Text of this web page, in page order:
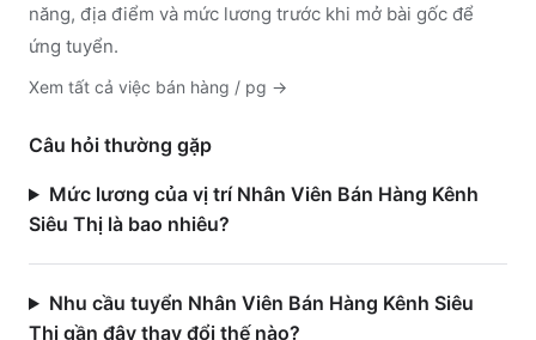
năng, địa điểm và mức lương trước khi mở bài gốc để
ứng tuyển.
Xem tất cả việc bán hàng / pg →
Câu hỏi thường gặp
Mức lương của vị trí Nhân Viên Bán Hàng Kênh
Siêu Thị là bao nhiêu?
Nhu cầu tuyển Nhân Viên Bán Hàng Kênh Siêu
Thị gần đây thay đổi thế nào?